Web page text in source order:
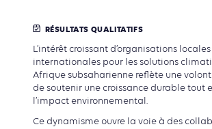
RÉSULTATS QUALITATIFS
L’intérêt croissant d’organisations
internationales pour les solutions
Afrique subsaharienne reflète une
de soutenir une croissance durable tout
l’impact environnemental.
Ce dynamisme ouvre la voie à des